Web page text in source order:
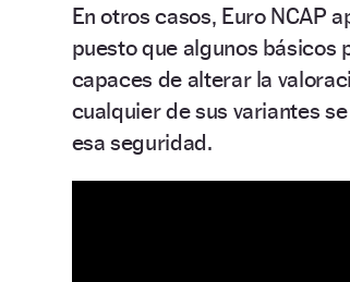
En otros casos, Euro NCAP
puesto que algunos básicos
capaces de alterar la
cualquier de sus variantes
esa seguridad.